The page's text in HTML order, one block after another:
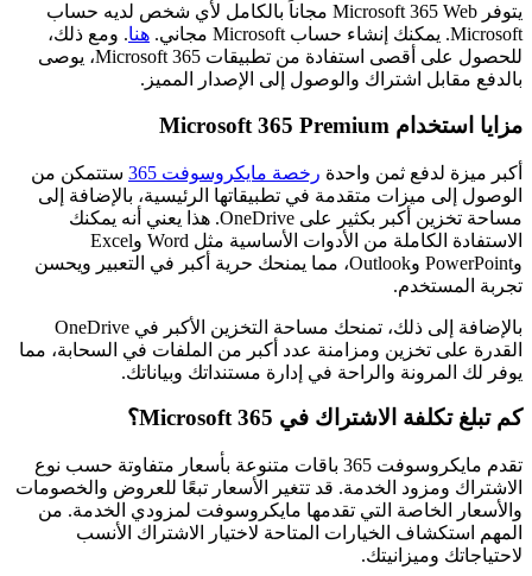
يتوفر Microsoft 365 Web مجاناً بالكامل لأي شخص لديه حساب
Microsoft. يمكنك إنشاء حساب Microsoft مجاني.
هنا. ومع ذلك،
للحصول على أقصى استفادة من تطبيقات Microsoft 365، يوصى
بالدفع مقابل اشتراك والوصول إلى الإصدار المميز.
مزايا استخدام Microsoft 365 Premium
أكبر ميزة لدفع ثمن واحدة رخصة مايكروسوفت 365
ستتمكن من
الوصول إلى ميزات متقدمة في تطبيقاتها الرئيسية، بالإضافة إلى
مساحة تخزين أكبر بكثير على OneDrive. هذا يعني أنه يمكنك
الاستفادة الكاملة من الأدوات الأساسية مثل Word وExcel
وPowerPoint وOutlook، مما يمنحك حرية أكبر في التعبير ويحسن
تجربة المستخدم.
بالإضافة إلى ذلك، تمنحك مساحة التخزين الأكبر في OneDrive
القدرة على تخزين ومزامنة عدد أكبر من الملفات في السحابة، مما
يوفر لك المرونة والراحة في إدارة مستنداتك وبياناتك.
كم تبلغ تكلفة الاشتراك في Microsoft 365؟
تقدم مايكروسوفت 365 باقات متنوعة بأسعار متفاوتة حسب نوع
الاشتراك ومزود الخدمة. قد تتغير الأسعار تبعًا للعروض والخصومات
والأسعار الخاصة التي تقدمها مايكروسوفت لمزودي الخدمة. من
المهم استكشاف الخيارات المتاحة لاختيار الاشتراك الأنسب
لاحتياجاتك وميزانيتك.